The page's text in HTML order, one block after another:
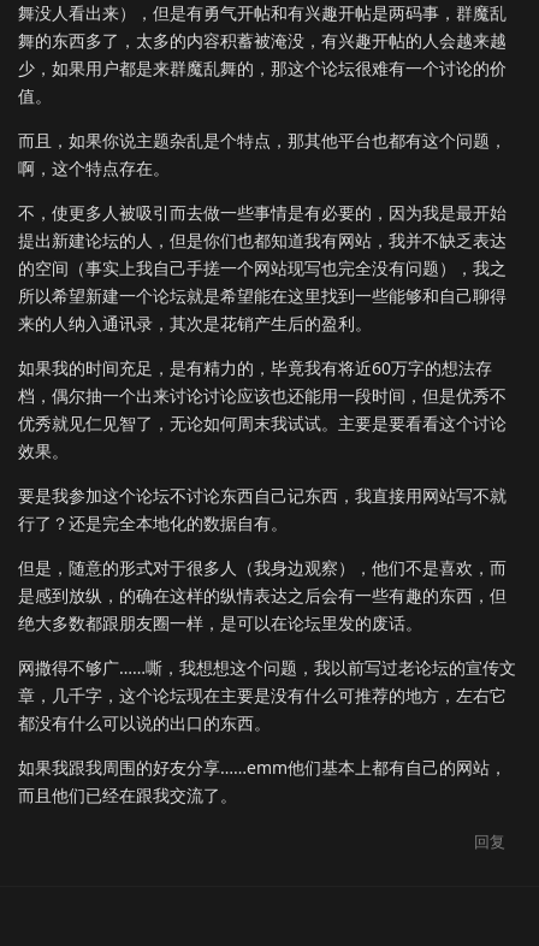
舞没人看出来），但是有勇气开帖和有兴趣开帖是两码事，群魔乱
舞的东西多了，太多的内容积蓄被淹没，有兴趣开帖的人会越来越
少，如果用户都是来群魔乱舞的，那这个论坛很难有一个讨论的价
值。
而且，如果你说主题杂乱是个特点，那其他平台也都有这个问题，
啊，这个特点存在。
不，使更多人被吸引而去做一些事情是有必要的，因为我是最开始
提出新建论坛的人，但是你们也都知道我有网站，我并不缺乏表达
的空间（事实上我自己手搓一个网站现写也完全没有问题），我之
所以希望新建一个论坛就是希望能在这里找到一些能够和自己聊得
来的人纳入通讯录，其次是花销产生后的盈利。
如果我的时间充足，是有精力的，毕竟我有将近60万字的想法存
档，偶尔抽一个出来讨论讨论应该也还能用一段时间，但是优秀不
优秀就见仁见智了，无论如何周末我试试。主要是要看看这个讨论
效果。
要是我参加这个论坛不讨论东西自己记东西，我直接用网站写不就
行了？还是完全本地化的数据自有。
但是，随意的形式对于很多人（我身边观察），他们不是喜欢，而
是感到放纵，的确在这样的纵情表达之后会有一些有趣的东西，但
绝大多数都跟朋友圈一样，是可以在论坛里发的废话。
网撒得不够广……嘶，我想想这个问题，我以前写过老论坛的宣传文
章，几千字，这个论坛现在主要是没有什么可推荐的地方，左右它
都没有什么可以说的出口的东西。
如果我跟我周围的好友分享……emm他们基本上都有自己的网站，
而且他们已经在跟我交流了。
回复